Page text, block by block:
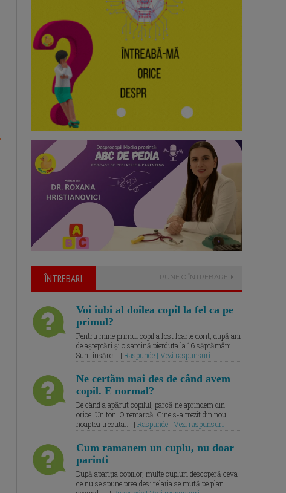
ÎNTREBARI PUNE O ÎNTREBARE
Voi iubi al doilea copil la fel ca pe
primul?
Pentru mine primul copil a fost foarte dorit, după ani
de așteptări și o sarcină pierduta la 16 săptămâni.
Sunt însărc... | Raspunde | Vezi raspunsuri
Ne certăm mai des de când avem
copil. E normal?
De când a apărut copilul, parcă ne aprindem din
orice. Un ton. O remarcă. Cine s-a trezit din nou
noaptea trecuta.... | Raspunde | Vezi raspunsuri
Cum ramanem un cuplu, nu doar
parinti
După apariția copiilor, multe cupluri descoperă ceva
ce nu se spune prea des: relația se mută pe plan